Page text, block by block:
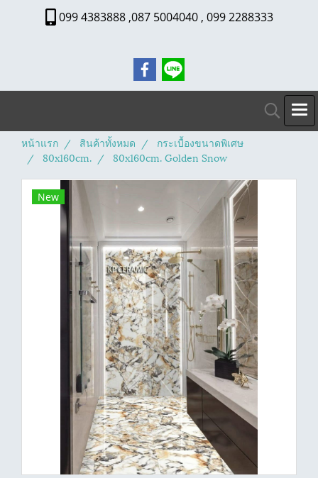
099 4383888 ,087 5004040 , 099 2288333
หน้าแรก สินค้าทั้งหมด
กระเบื้องขนาดพิเศษ
80x160cm.
80x160cm. Golden Snow
New